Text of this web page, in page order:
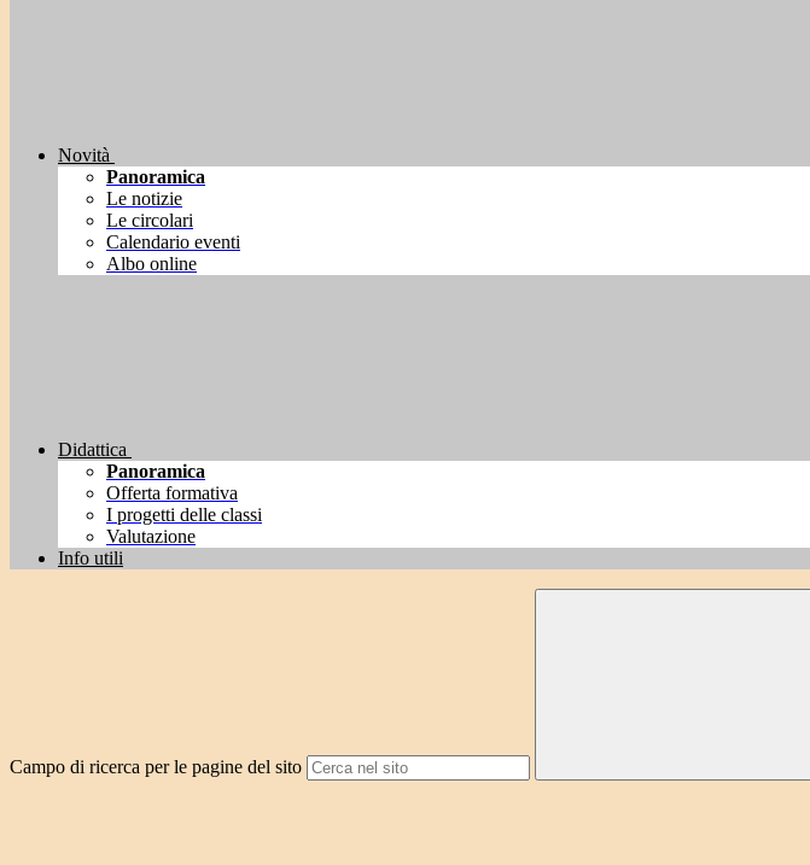
Novità
Panoramica
Le notizie
Le circolari
Calendario eventi
Albo online
Didattica
Panoramica
Offerta formativa
I progetti delle classi
Valutazione
Info utili
Campo di ricerca per le pagine del sito